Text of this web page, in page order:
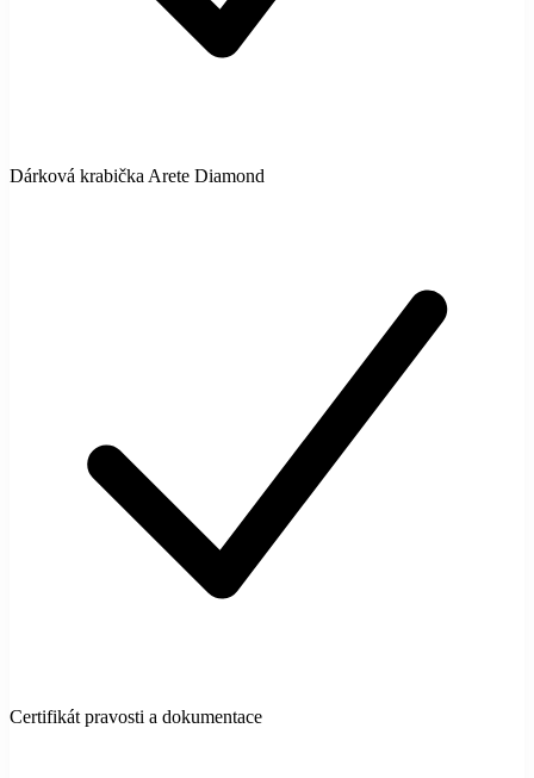
Dárková krabička Arete Diamond
Certifikát pravosti a dokumentace